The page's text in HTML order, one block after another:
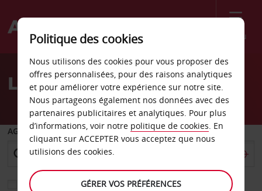
Menu
Welcome
AvisLocation de voiture Heath
AGENCE DE DÉPART
Sélectionnez une autre agence de retour
Politique des cookies
Nous utilisons des cookies pour vous proposer des
offres personnalisées, pour des raisons analytiques
et pour améliorer votre expérience sur notre site.
Nous partageons également nos données avec des
partenaires publicitaires et analytiques. Pour plus
d’informations, voir notre politique de cookies. En
cliquant sur ACCEPTER vous acceptez que nous
utilisions des cookies.
GÉRER VOS PRÉFÉRENCES